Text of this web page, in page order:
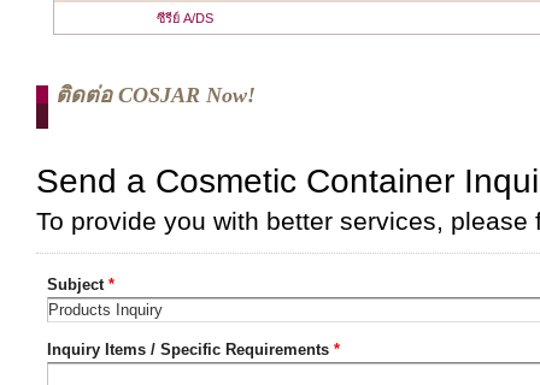
ซีรีย์ A/DS
ติดต่อ COSJAR Now!